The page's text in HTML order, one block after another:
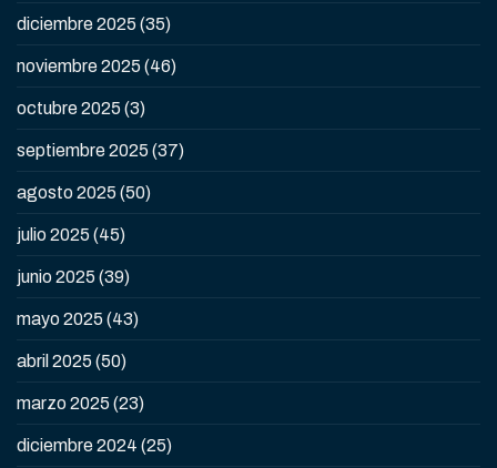
diciembre 2025 (35)
noviembre 2025 (46)
octubre 2025 (3)
septiembre 2025 (37)
agosto 2025 (50)
julio 2025 (45)
junio 2025 (39)
mayo 2025 (43)
abril 2025 (50)
marzo 2025 (23)
diciembre 2024 (25)